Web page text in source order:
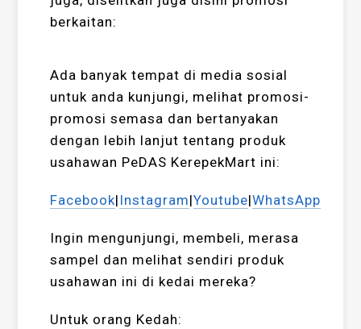
berkaitan:
Ada banyak tempat di media sosial
untuk anda kunjungi, melihat promosi-
promosi semasa dan bertanyakan
dengan lebih lanjut tentang produk
usahawan PeDAS KerepekMart ini:
Facebook| Instagram|Youtube|WhatsApp
Ingin mengunjungi, membeli, merasa
sampel dan melihat sendiri produk
usahawan ini di kedai mereka?
Untuk orang Kedah: